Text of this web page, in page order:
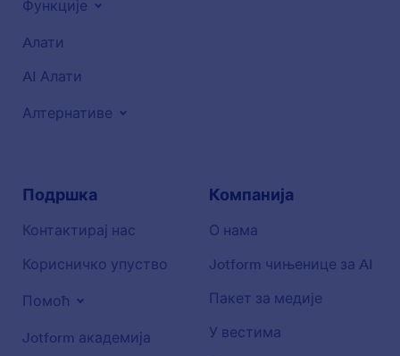
Функције
Aлати
AI Алати
Алтернативе
Подршка
Контактирај нас
Корисничко упуство
Помоћ
Jotform академија
Компанија
О нама
Jotform чињенице за AI
Пакет за медије
У вестима